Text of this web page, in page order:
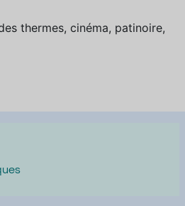
thermes, cinéma, patinoire,